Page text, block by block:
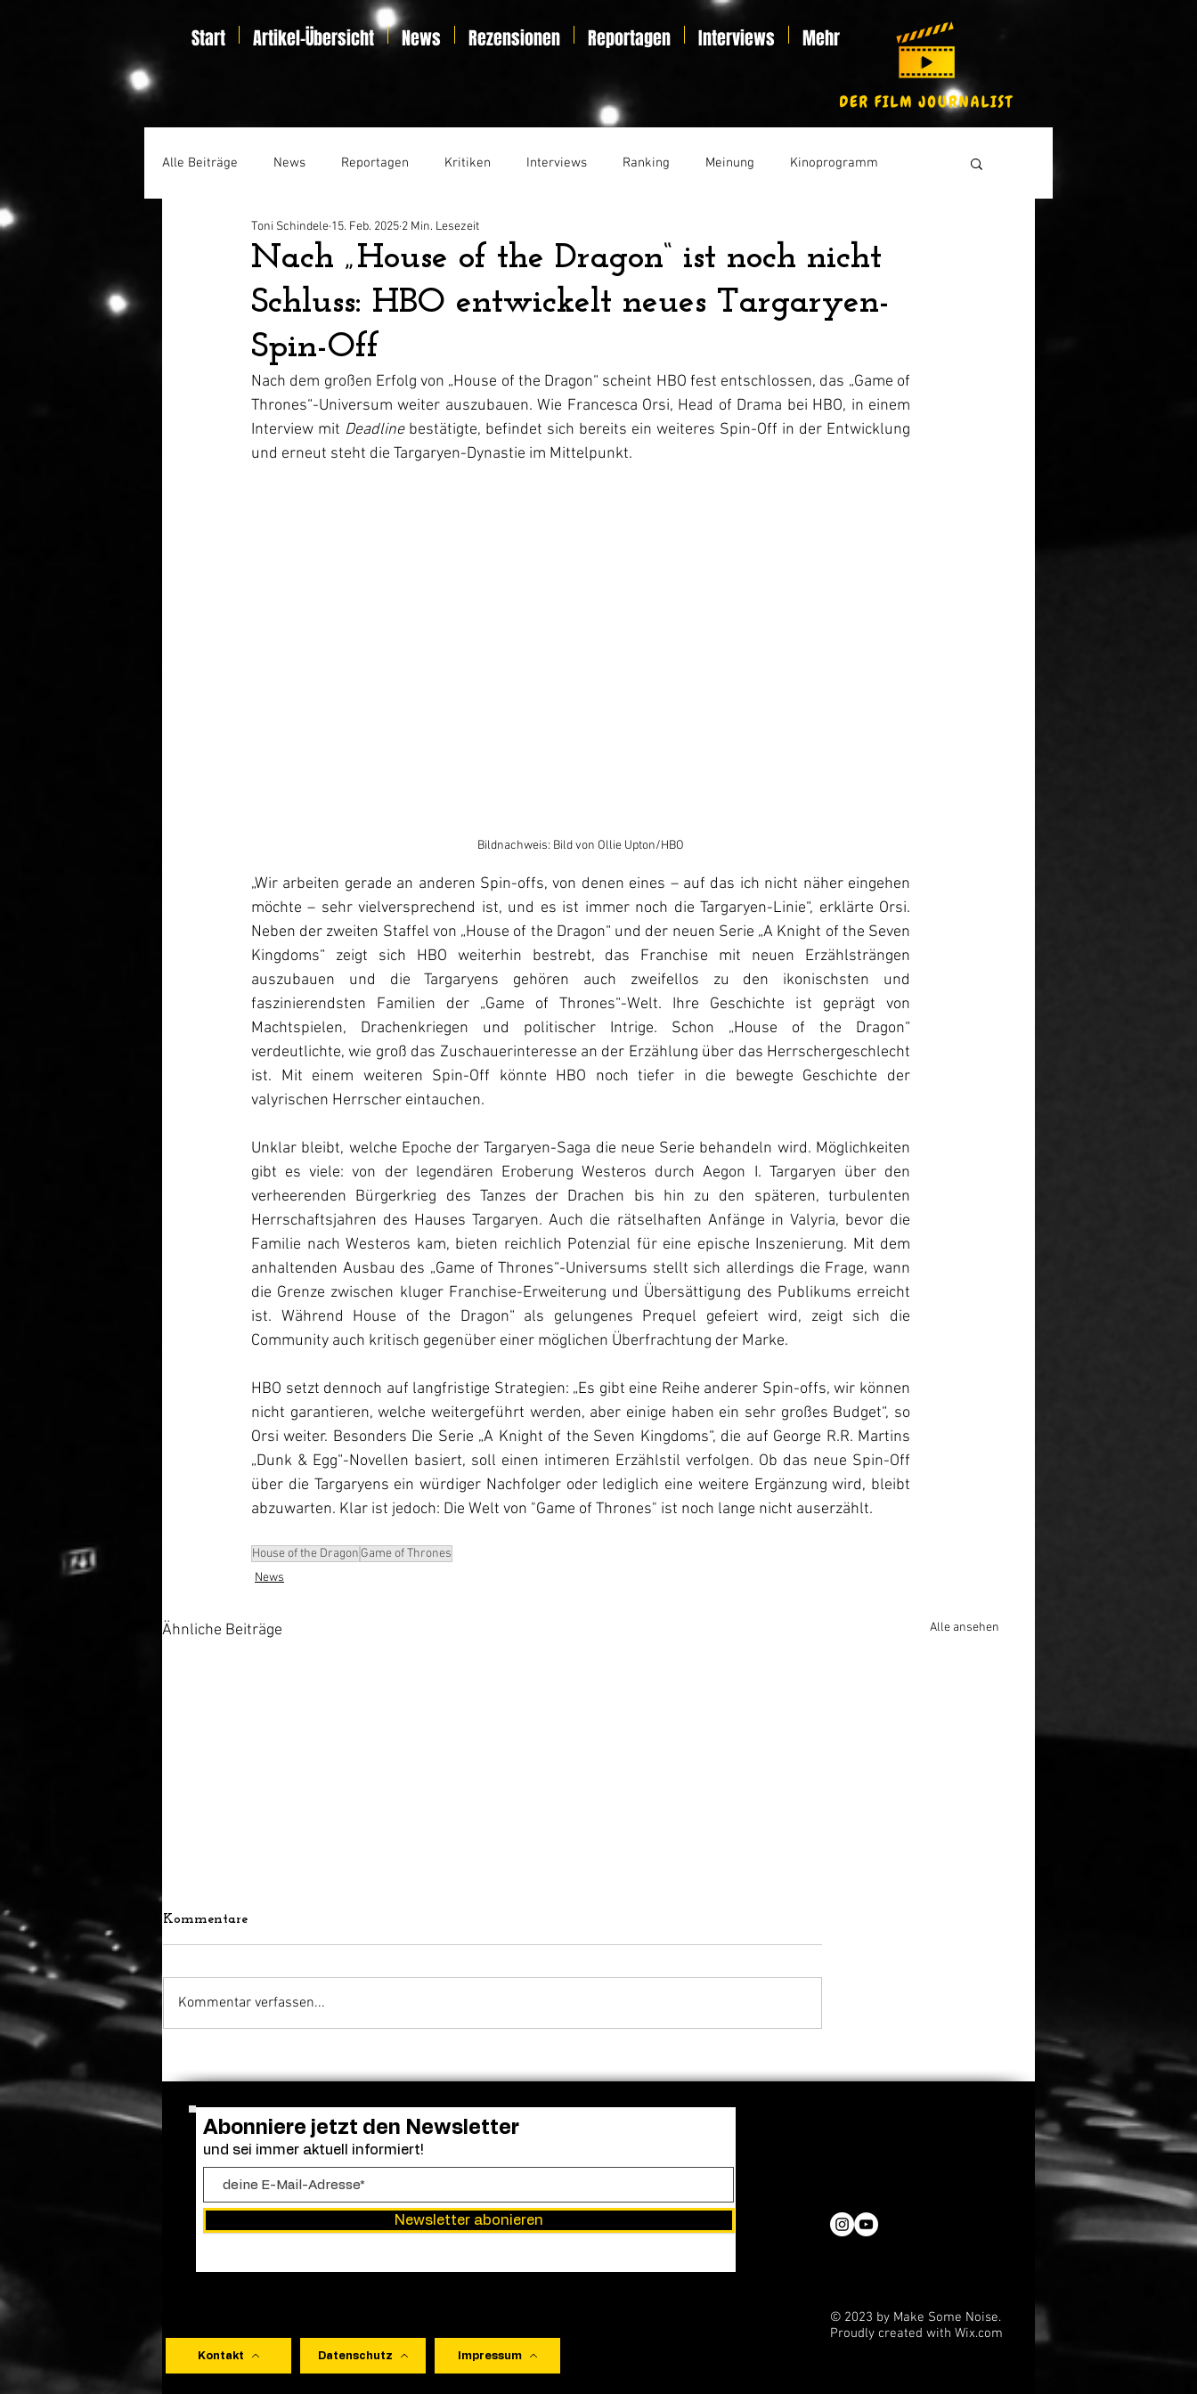
Start Artikel-Übersicht News Rezensionen Reportagen Interviews Mehr
Alle Beiträge News Reportagen Kritiken Interviews Ranking Meinung Kinoprogramm
Home Entertainment Essay
Nach „House of the Dragon“ ist noch nicht
Schluss: HBO entwickelt neues Targaryen-
Spin-Off
Toni Schindele 15. Feb. 2025 2 Min. Lesezeit
Nach dem großen Erfolg von „House of the Dragon“ scheint HBO fest entschlossen, das „Game of
Thrones“-Universum weiter auszubauen. Wie Francesca Orsi, Head of Drama bei HBO, in einem
Interview mit Deadline bestätigte, befindet sich bereits ein weiteres Spin-Off in der Entwicklung
und erneut steht die Targaryen-Dynastie im Mittelpunkt.
Bildnachweis: Bild von Ollie Upton/HBO
„Wir arbeiten gerade an anderen Spin-offs, von denen eines – auf das ich nicht näher eingehen
möchte – sehr vielversprechend ist, und es ist immer noch die Targaryen-Linie“, erklärte Orsi.
Neben der zweiten Staffel von „House of the Dragon“ und der neuen Serie „A Knight of the Seven
Kingdoms“ zeigt sich HBO weiterhin bestrebt, das Franchise mit neuen Erzählsträngen
auszubauen und die Targaryens gehören auch zweifellos zu den ikonischsten und
faszinierendsten Familien der „Game of Thrones“-Welt. Ihre Geschichte ist geprägt von
Machtspielen, Drachenkriegen und politischer Intrige. Schon „House of the Dragon“
verdeutlichte, wie groß das Zuschauerinteresse an der Erzählung über das Herrschergeschlecht
ist. Mit einem weiteren Spin-Off könnte HBO noch tiefer in die bewegte Geschichte der
valyrischen Herrscher eintauchen.
Unklar bleibt, welche Epoche der Targaryen-Saga die neue Serie behandeln wird. Möglichkeiten
gibt es viele: von der legendären Eroberung Westeros durch Aegon I. Targaryen über den
verheerenden Bürgerkrieg des Tanzes der Drachen bis hin zu den späteren, turbulenten
Herrschaftsjahren des Hauses Targaryen. Auch die rätselhaften Anfänge in Valyria, bevor die
Familie nach Westeros kam, bieten reichlich Potenzial für eine epische Inszenierung. Mit dem
anhaltenden Ausbau des „Game of Thrones“-Universums stellt sich allerdings die Frage, wann
die Grenze zwischen kluger Franchise-Erweiterung und Übersättigung des Publikums erreicht
ist. Während House of the Dragon“ als gelungenes Prequel gefeiert wird, zeigt sich die
Community auch kritisch gegenüber einer möglichen Überfrachtung der Marke.
HBO setzt dennoch auf langfristige Strategien: „Es gibt eine Reihe anderer Spin-offs, wir können
nicht garantieren, welche weitergeführt werden, aber einige haben ein sehr großes Budget“, so
Orsi weiter. Besonders Die Serie „A Knight of the Seven Kingdoms“, die auf George R.R. Martins
„Dunk & Egg“-Novellen basiert, soll einen intimeren Erzählstil verfolgen. Ob das neue Spin-Off
über die Targaryens ein würdiger Nachfolger oder lediglich eine weitere Ergänzung wird, bleibt
abzuwarten. Klar ist jedoch: Die Welt von "Game of Thrones" ist noch lange nicht auserzählt.
House of the Dragon Game of Thrones
News
Ähnliche Beiträge Alle ansehen
Darstellung: Eli Roth räumt
Man“ ein
Tragikomödie: Dreharbeiten
Wilson gestartet
Dodger“ um eine dritte und
Kommentare
Kommentar verfassen...
Abonniere jetzt den Newsletter
und sei immer aktuell informiert!
Newsletter abonieren
Kontakt Datenschutz Impressum
© 2023 by Make Some Noise.
Proudly created with Wix.com